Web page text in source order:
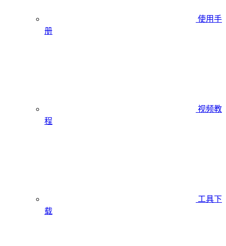
使用手
册
视频教
程
工具下
载